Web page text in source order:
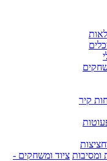
קיר
ומסיבות ציוד ומשחקים -